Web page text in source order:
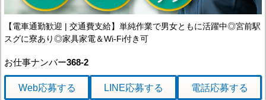
【電車通勤歓迎 | 交通費支給】単純作業で男女ともに活躍中◎宮前駅
スグに寮あり◎家具家電＆Wi-Fi付き可
お仕事ナンバー368-2
Web応募する LINE応募する 電話応募する